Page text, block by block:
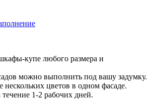
купе любого размера и
можно выполнить под вашу задумку.
нескольких цветов в одном фасаде.
течение 1-2 рабочих дней.